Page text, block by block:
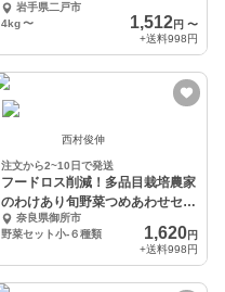
岩手県二戸市
4kg 〜 1,512円 〜
+送料998円
西村俊伸
注文から2~10日で発送
フードロス削減！多品目栽培農家
のわけあり旬野菜つめあわせセッ
ト 奈良県御所市
野菜セット小-６種類
1,620円
+送料998円